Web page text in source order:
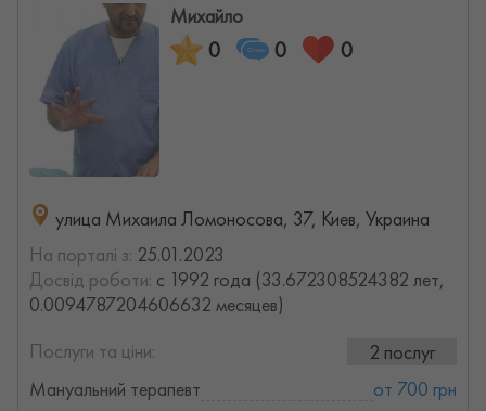
Михайло
0 0 0
улица Михаила Ломоносова, 37, Киев, Украина
На порталі з: 25.01.2023
Досвід роботи: с 1992 года (33.672308524382 лет,
0.0094787204606632 месяцев)
Послуги та ціни:
2 послуг
Мануальний терапевт
от 700 грн